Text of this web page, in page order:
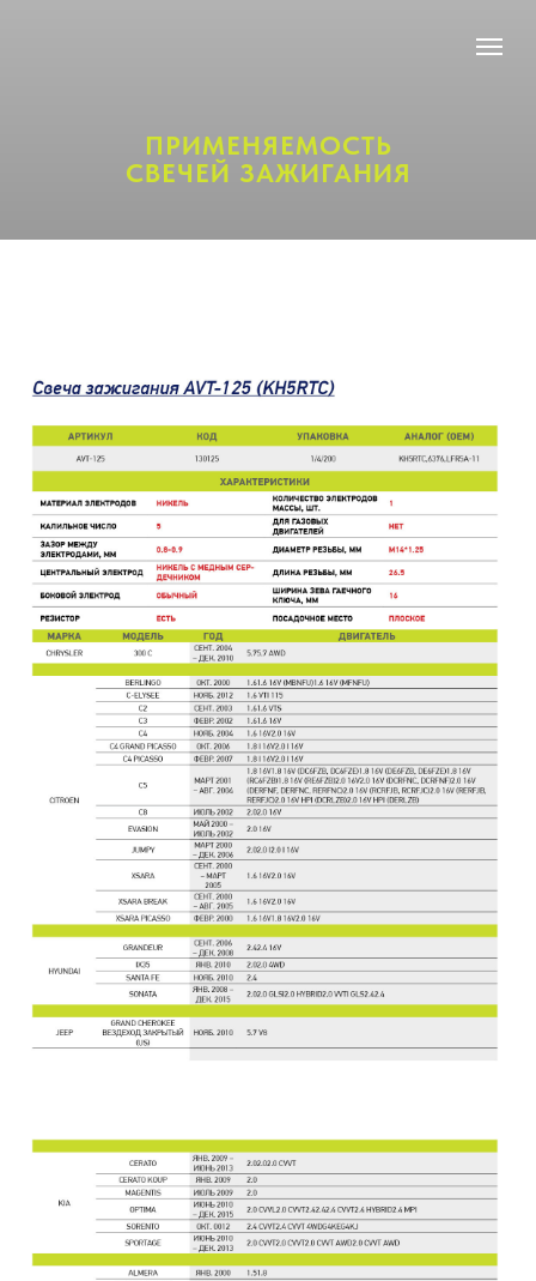
ПРИМЕНЯЕМОСТЬ
СВЕЧЕЙ ЗАЖИГАНИЯ